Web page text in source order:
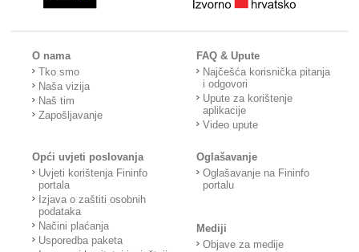
O nama
Tko smo
Naša vizija
Naš tim
Zapošljavanje
FAQ & Upute
Najčešća korisnička pitanja
i odgovori
Upute za korištenje
aplikacije
Video upute
Opći uvjeti poslovanja
Uvjeti korištenja Fininfo
portala
Izjava o zaštiti osobnih
podataka
Načini plaćanja
Usporedba paketa
Oglašavanje
Oglašavanje na Fininfo
portalu
Mediji
Objave za medije